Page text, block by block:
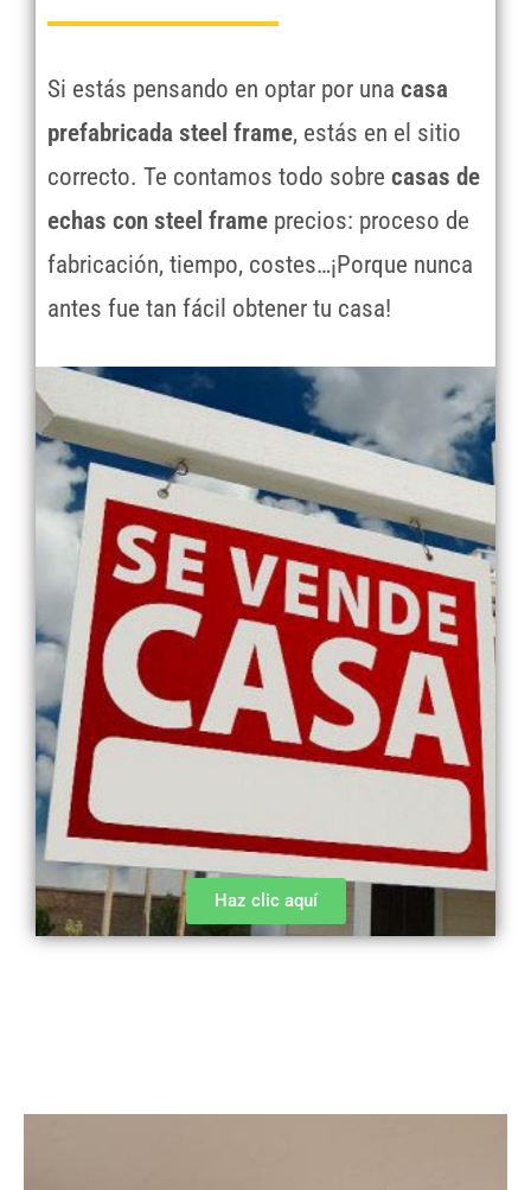
Si estás pensando en optar por una casa
prefabricada steel frame, estás en el sitio
correcto. Te contamos todo sobre casas de
echas con steel frame precios: proceso de
fabricación, tiempo, costes…¡Porque nunca
antes fue tan fácil obtener tu casa!
Haz clic aquí